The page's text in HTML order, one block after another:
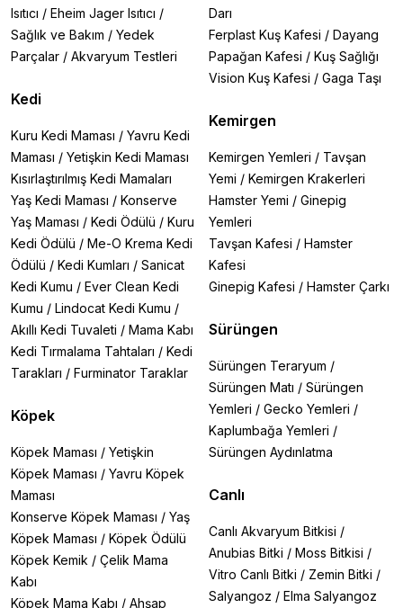
Isıtıcı / Eheim Jager Isıtıcı /
Sağlık ve Bakım / Yedek
Parçalar / Akvaryum Testleri
Kedi
Kuru Kedi Maması / Yavru Kedi
Maması / Yetişkin Kedi Maması
Kısırlaştırılmış Kedi Mamaları
Yaş Kedi Maması / Konserve
Yaş Maması / Kedi Ödülü / Kuru
Kedi Ödülü / Me-O Krema Kedi
Ödülü / Kedi Kumları / Sanicat
Kedi Kumu / Ever Clean Kedi
Kumu / Lindocat Kedi Kumu /
Akıllı Kedi Tuvaleti / Mama Kabı
Kedi Tırmalama Tahtaları / Kedi
Tarakları / Furminator Taraklar
Köpek
Köpek Maması / Yetişkin
Köpek Maması / Yavru Köpek
Maması
Konserve Köpek Maması / Yaş
Köpek Maması / Köpek Ödülü
Köpek Kemik / Çelik Mama
Kabı
Köpek Mama Kabı / Ahşap
Darı
Ferplast Kuş Kafesi / Dayang
Papağan Kafesi / Kuş Sağlığı
Vision Kuş Kafesi / Gaga Taşı
Kemirgen
Kemirgen Yemleri / Tavşan
Yemi / Kemirgen Krakerleri
Hamster Yemi / Ginepig
Yemleri
Tavşan Kafesi / Hamster
Kafesi
Ginepig Kafesi / Hamster Çarkı
Sürüngen
Sürüngen Teraryum /
Sürüngen Matı / Sürüngen
Yemleri / Gecko Yemleri /
Kaplumbağa Yemleri /
Sürüngen Aydınlatma
Canlı
Canlı Akvaryum Bitkisi /
Anubias Bitki / Moss Bitkisi /
Vitro Canlı Bitki / Zemin Bitki /
Salyangoz / Elma Salyangoz